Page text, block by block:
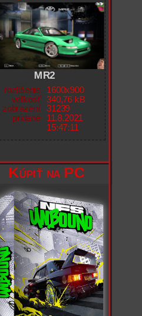
MR2
rozlíšenie
veľkosť
zobrazení
pridané
1600x900
340,76 kB
31239
11.8.2021
15:47:11
Kúpiť na PC